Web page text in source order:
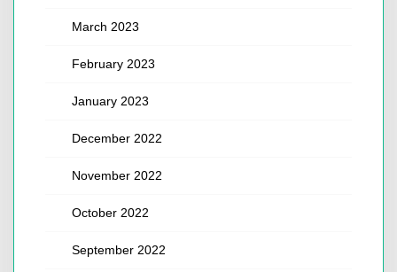
March 2023
February 2023
January 2023
December 2022
November 2022
October 2022
September 2022